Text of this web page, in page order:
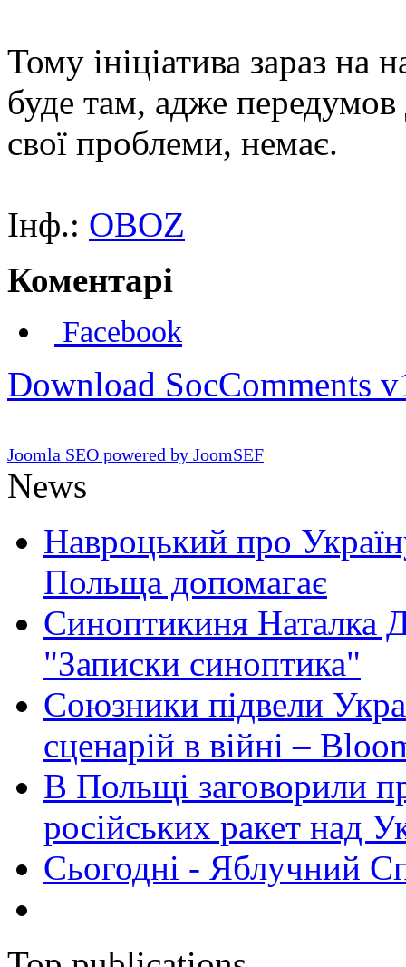
Тому ініціатива зараз на
буде там, адже
свої проблеми, немає.
Інф.: OBOZ
Коментарі
Facebook
Download SocComments
Joomla SEO powered by JoomSEF
News
Навроцький про
Польща допомагає
Синоптикиня Наталка
"Записки синоптика"
Союзники підвели
сценарій в війні –
В Польщі заговорили
російських ракет над
Сьогодні - Яблучний